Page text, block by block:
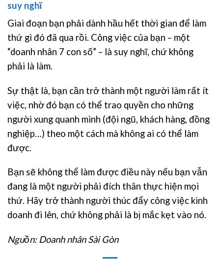
suy nghĩ
Giai đoạn bạn phải dành hầu hết thời gian để làm
thứ gì đó đã qua rồi. Công việc của bạn – một
“doanh nhân 7 con số” – là suy nghĩ, chứ không
phải là làm.
Sự thật là, bạn cần trở thành một người làm rất ít
việc, nhờ đó bạn có thể trao quyền cho những
người xung quanh mình (đội ngũ, khách hàng, đồng
nghiệp…) theo một cách mà không ai có thể làm
được.
Bạn sẽ không thể làm được điều này nếu bạn vẫn
đang là một người phải đích thân thực hiện mọi
thứ. Hãy trở thành người thúc đẩy công việc kinh
doanh đi lên, chứ không phải là bị mắc kẹt vào nó.
Nguồn: Doanh nhân Sài Gòn